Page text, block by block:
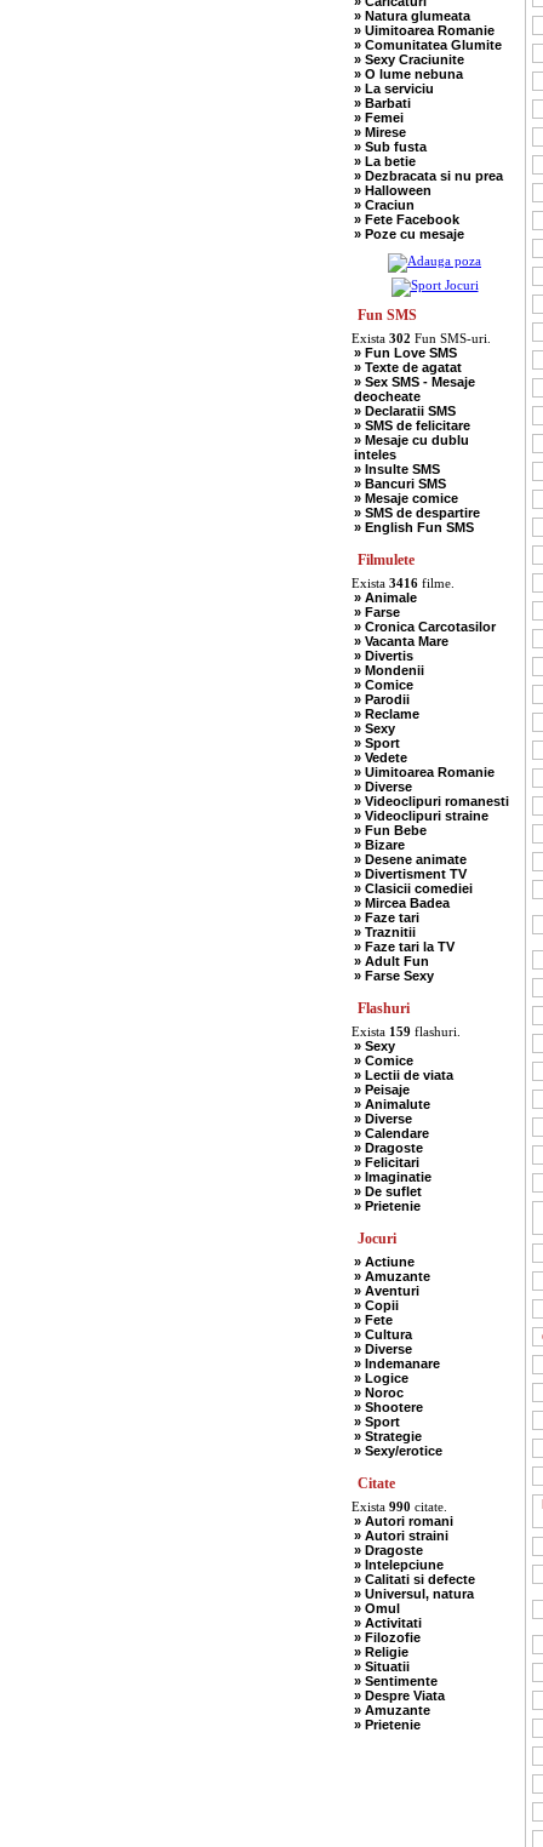
» Mosnegi
» Nebuni
» Negri
» Olteni
» Pescari
» Perle
» Politice
» Politisti
» Popi
» Radio Erevan
» Religioase
» Romani
» Sadice
» Secretare
» Sefi
» Scotieni
» Seci
» Soacre
» Sport
» Soferi
» Tarani
» Tigani
» Umor Negru
» Vanatori
» Natura glumeata
» Uimitoarea Romanie
» Comunitatea Glumite
» Sexy Craciunite
» O lume nebuna
» La serviciu
» Barbati
» Femei
» Mirese
» Sub fusta
» La betie
» Dezbracata si nu prea
» Halloween
» Craciun
» Fete Facebook
» Poze cu mesaje
Fun SMS
Exista 302 Fun SMS-uri.
» Fun Love SMS
» Texte de agatat
» Sex SMS - Mesaje
deocheate
» Declaratii SMS
» SMS de felicitare
» Mesaje cu dublu
inteles
» Insulte SMS
» Bancuri SMS
» Mesaje comice
» SMS de despartire
» English Fun SMS
Filmulete
Exista 3416filme.
» Animale
» Farse
» Cronica Carcotasilor
» Vacanta Mare
» Divertis
» Mondenii
» Comice
» Parodii
» Reclame
» Sexy
» Sport
» Vedete
» Uimitoarea Romanie
» Diverse
» Videoclipuri romanesti
» Videoclipuri straine
» Fun Bebe
» Bizare
» Desene animate
» Divertisment TV
» Clasicii comediei
» Mircea Badea
» Faze tari
» Traznitii
» Faze tari la TV
» Adult Fun
» Farse Sexy
Flashuri
Exista 159 flashuri.
» Sexy
» Comice
» Lectii de viata
» Peisaje
» Animalute
» Diverse
» Calendare
» Dragoste
» Felicitari
» Imaginatie
» De suflet
» Prietenie
Jocuri
» Actiune
» Amuzante
» Aventuri
» Copii
» Fete
» Cultura
» Diverse
» Indemanare
» Logice
» Noroc
» Shootere
» Sport
» Strategie
» Sexy/erotice
Citate
Exista 990 citate.
» Autori romani
» Autori straini
» Dragoste
» Intelepciune
» Calitati si defecte
» Universul, natura
» Omul
» Activitati
» Filozofie
» Religie
» Situatii
» Sentimente
» Despre Viata
» Amuzante
» Prietenie